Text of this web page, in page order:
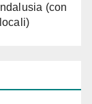
(con